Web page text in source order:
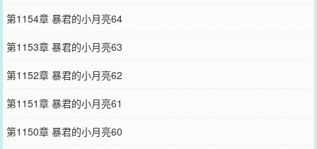
第1154章 暴君的小月亮64
第1153章 暴君的小月亮63
第1152章 暴君的小月亮62
第1151章 暴君的小月亮61
第1150章 暴君的小月亮60